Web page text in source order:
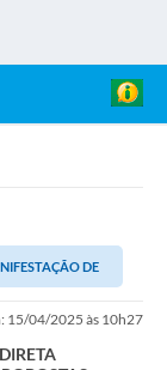
DE
15/04/2025 às 10h27